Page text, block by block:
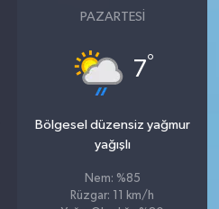
PAZARTESI
7°
Bölgesel düzensiz yağmur
yağışlı
Nem: %85
Rüzgar: 11 km/h